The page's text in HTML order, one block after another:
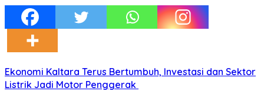
Ekonomi Kaltara Terus Bertumbuh, Investasi dan Sektor
Listrik Jadi Motor Penggerak